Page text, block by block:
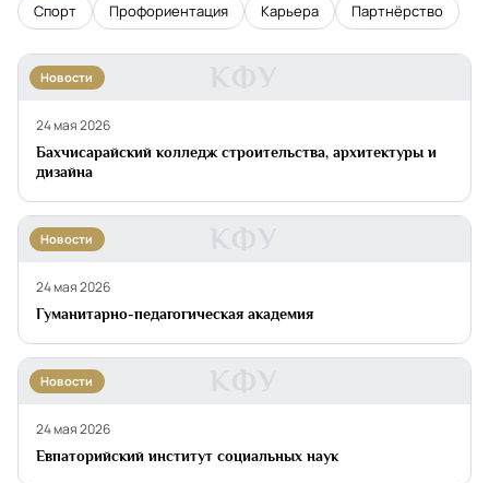
Спорт
Профориентация Карьера Партнёрство
Новости
24 мая 2026
Бахчисарайский колледж строительства, архитектуры и
дизайна
Новости
24 мая 2026
Гуманитарно-педагогическая академия
Новости
24 мая 2026
Евпаторийский институт социальных наук